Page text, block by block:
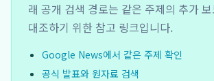
래 공개 검색 경로는 같은 주제의 추가
대조하기 위한 참고 링크입니다.
Google News에서 같은 주제 확인
공식 발표와 원자료 검색